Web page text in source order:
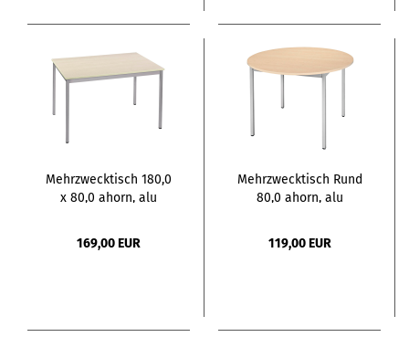
Mehrzwecktisch 180,0
x 80,0 ahorn, alu
169,00 EUR
Mehrzwecktisch Rund
80,0 ahorn, alu
119,00 EUR